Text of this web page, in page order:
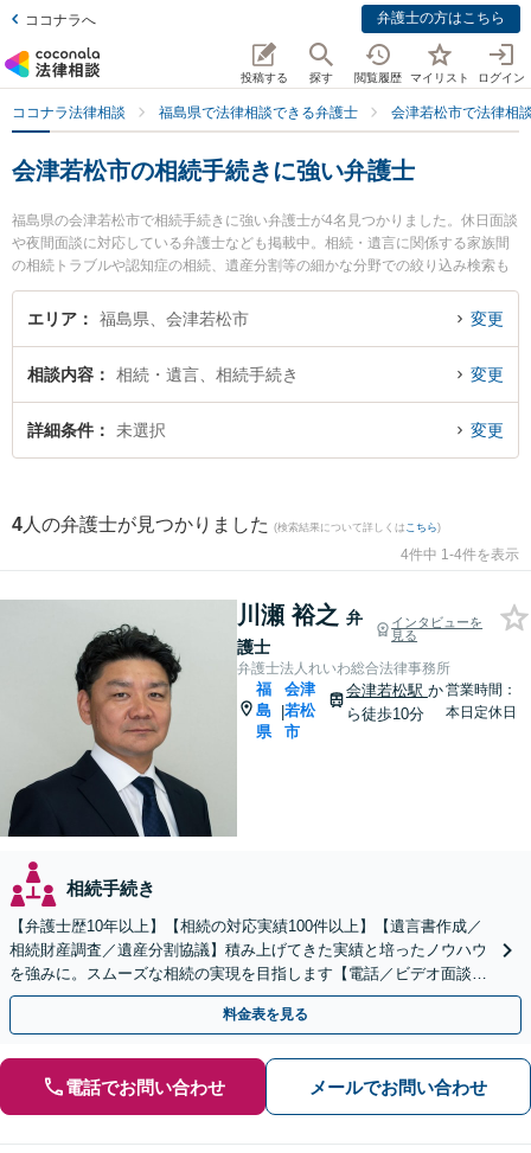
ココナラへ 弁護士の方はこちら
投稿する 探す 閲覧履歴 マイリスト ログイン
ココナラ法律相談 福島県で法律相談できる弁護士 会津若松市で法律相
会津若松市の相続手続きに強い弁護士
福島県の会津若松市で相続手続きに強い弁護士が4名見つかりました。休日面談
や夜間面談に対応している弁護士なども掲載中。相続・遺言に関係する家族間
の相続トラブルや認知症の相続、遺産分割等の細かな分野での絞り込み検索も
でき便利です。特に弁護士法人れいわ総合法律事務所の川瀬 裕之弁護士や舟城
法律事務所の舟城 善貴弁護士、弁護士法人葵綜合法律事務所の新田 周作弁護士
い』『相続手続きのトラブル解決の実績豊富な近くの弁護士を検索したい』
『初回相談無料で相続手続きを法律相談できる会津若松市内の弁護士に相談予
約したい』などでお困りの相談者さんにおすすめです。
エリア 福島県、会津若松市 変更
相談内容 相続・遺言、相続手続き 変更
詳細条件 未選択 変更
4 人の弁護士が見つかりました (検索結果について詳しくは こちら)
4件中 1-4件を表示
川瀬 裕之 弁
護士
インタビューを
見る
弁護士法人れいわ総合法律事務所
福
島
県
|
会津
若松
市
会津若松駅 か
ら徒歩10分
営業時間：
本日定休日
相続手続き
【弁護士歴10年以上】【相続の対応実績100件以上】【遺言書作成／
相続財産調査／遺産分割協議】積み上げてきた実績と培ったノウハウ
を強みに。スムーズな相続の実現を目指します【電話／ビデオ面談O
K】
料金表を見る
電話でお問い合わせ メールでお問い合わせ